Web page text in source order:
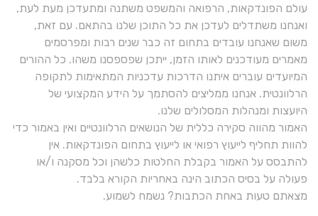
עולם הפונדקאות, הרפואה והמשפט משתנה ומתעדכן מעת לעת,
ואנחנו משתדלים לעדכן את כל התוכן שלנו בהתאם. עם זאת,
משום שאנחנו עובדים בתחום זה כבר שנים רבות ומפרסמים
מאמרים מעודכנים לאותו הזמן, ייתכן שפספסנו משהו. כל ההורים
המיועדים עוברים איתנו הדרכות עדכניות המתאימות לתקופה
הרלוונטית. אנחנו ממליצים להסתמך על הידע המקצועי של
היועצות ומנהלות המסלולים שלנו.
האמור מהווה סקירה כללית של הנושאים הרלוונטיים ואין באמור כדי
להוות תחליף לייעוץ רפואי או לייעוץ בתחום הפונדקאות. אין
להתבסס על האמור בקבלת החלטות כלשהן וכל מסקנה ו/או
פעולה על בסיס הכתוב הינה באחריות הקורא בלבד.
מצאתם טעות באחת הכתבות? נשמח לשמוע.